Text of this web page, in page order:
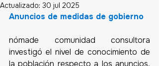
Actualizado: 30 jul 2025
Anuncios de medidas de gobierno
nómade comunidad consultora
investigó el nivel de conocimiento de
la población respecto a los anuncios,